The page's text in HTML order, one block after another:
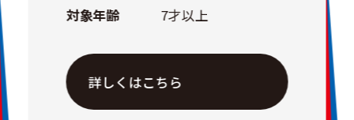
対象年齢
7才以上
詳しくはこちら